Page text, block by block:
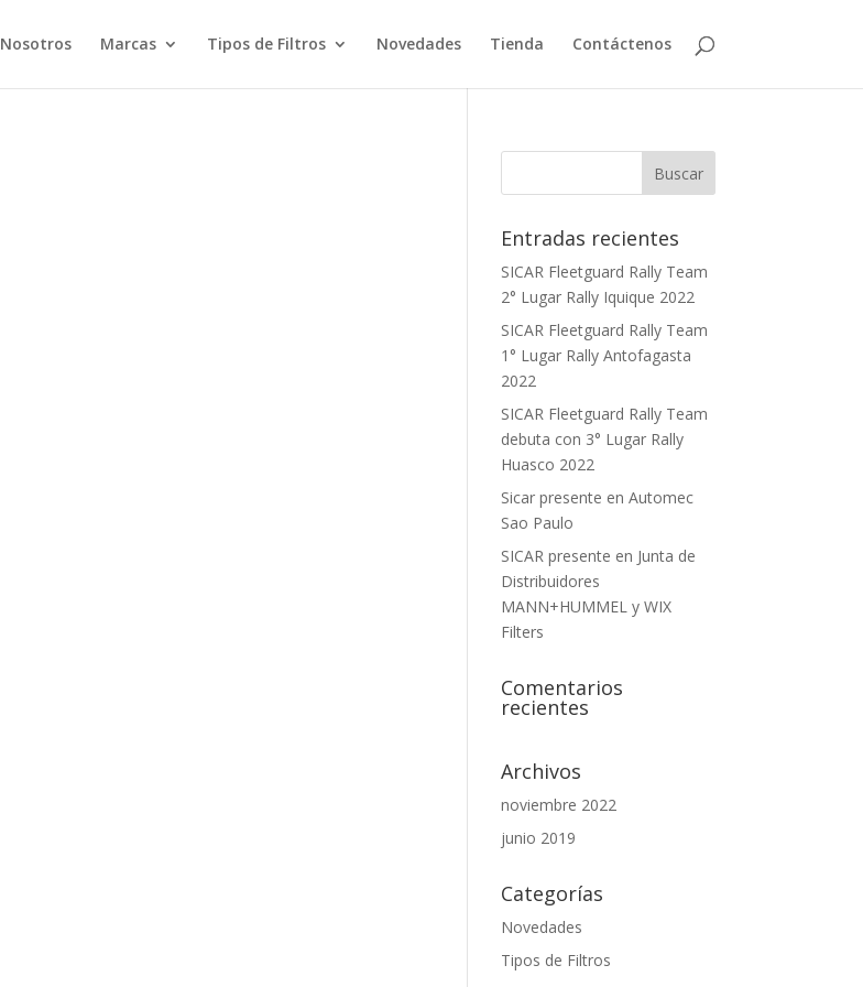
Nosotros Marcas Tipos de Filtros Novedades Tienda Contáctenos
Entradas recientes
SICAR Fleetguard Rally Team
2° Lugar Rally Iquique 2022
SICAR Fleetguard Rally Team
1° Lugar Rally Antofagasta
2022
SICAR Fleetguard Rally Team
debuta con 3° Lugar Rally
Huasco 2022
Sicar presente en Automec
Sao Paulo
SICAR presente en Junta de
Distribuidores
MANN+HUMMEL y WIX
Filters
Comentarios
recientes
Archivos
noviembre 2022
junio 2019
Categorías
Novedades
Tipos de Filtros